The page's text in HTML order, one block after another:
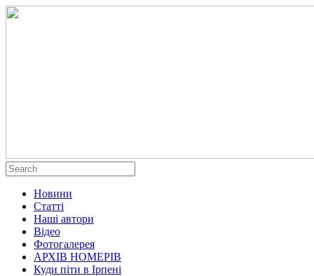
Новини
Статті
Наші автори
Відео
Фотогалерея
АРХІВ НОМЕРІВ
Куди піти в Ірпені